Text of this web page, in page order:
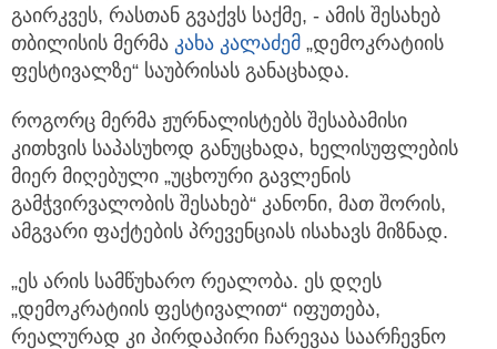
გაირკვეს, რასთან გვაქვს საქმე, - ამის შესახებ
თბილისის მერმა კახა კალაძემ „დემოკრატიის
ფესტივალზე“ საუბრისას განაცხადა.
როგორც მერმა ჟურნალისტებს შესაბამისი
კითხვის საპასუხოდ განუცხადა, ხელისუფლების
მიერ მიღებული „უცხოური გავლენის
გამჭვირვალობის შესახებ“ კანონი, მათ შორის,
ამგვარი ფაქტების პრევენციას ისახავს მიზნად.
„ეს არის სამწუხარო რეალობა. ეს დღეს
„დემოკრატიის ფესტივალით“ იფუთება,
რეალურად კი პირდაპირი ჩარევაა საარჩევნო